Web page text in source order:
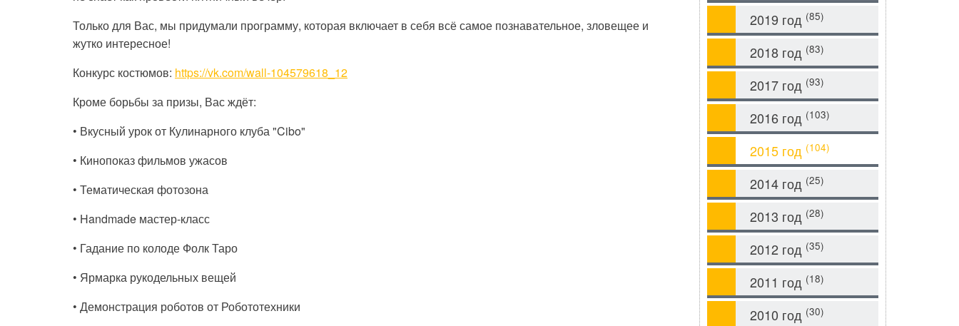
Только для Вас, мы придумали программу, которая включает в себя всё самое познавательное, зловещее и
жутко интересное!
Конкурс костюмов: https://vk.com/wall-104579618_12
Кроме борьбы за призы, Вас ждёт:
• Вкусный урок от Кулинарного клуба "Cibo"
• Кинопоказ фильмов ужасов
• Тематическая фотозона
• Handmade мастер-класс
• Гадание по колоде Фолк Таро
• Ярмарка рукодельных вещей
• Демонстрация роботов от Робототехники
2019 год (85)
2018 год (83)
2017 год (93)
2016 год (103)
2015 год (104)
2014 год (25)
2013 год (28)
2012 год (35)
2011 год (18)
2010 год (30)